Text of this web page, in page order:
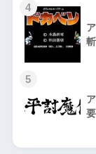
4
5
要